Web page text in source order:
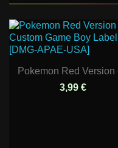
Pokemon Red Version
3,99 €